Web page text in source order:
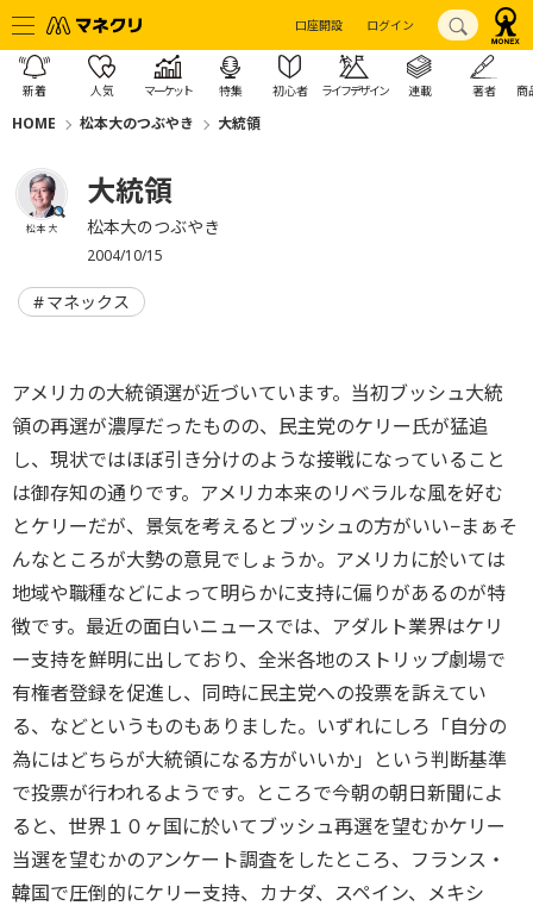
口座開設 ログイン
新着 人気 マーケット 特集 初心者 ライフデザイン 連載 著者 商
HOME 松本大のつぶやき 大統領
松本 大
大統領
松本大のつぶやき
2004/10/15
マネックス
アメリカの大統領選が近づいています。当初ブッシュ大統
領の再選が濃厚だったものの、民主党のケリー氏が猛追
し、現状ではほぼ引き分けのような接戦になっていること
は御存知の通りです。アメリカ本来のリベラルな風を好む
とケリーだが、景気を考えるとブッシュの方がいい−まぁそ
んなところが大勢の意見でしょうか。アメリカに於いては
地域や職種などによって明らかに支持に偏りがあるのが特
徴です。最近の面白いニュースでは、アダルト業界はケリ
ー支持を鮮明に出しており、全米各地のストリップ劇場で
有権者登録を促進し、同時に民主党への投票を訴えてい
る、などというものもありました。いずれにしろ「自分の
為にはどちらが大統領になる方がいいか」という判断基準
で投票が行われるようです。ところで今朝の朝日新聞によ
ると、世界１０ヶ国に於いてブッシュ再選を望むかケリー
当選を望むかのアンケート調査をしたところ、フランス・
韓国で圧倒的にケリー支持、カナダ、スペイン、メキシ